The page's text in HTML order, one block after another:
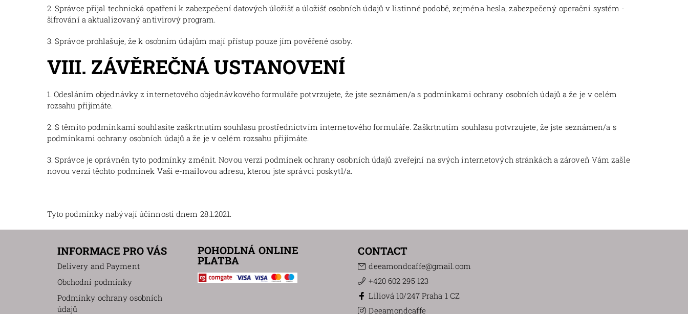
2. Správce přijal technická opatření k zabezpečení datových úložišť a úložišť osobních údajů v listinné podobě, zejména hesla, zabezpečený operační systém -
šifrování a aktualizovaný antivirový program.
3. Správce prohlašuje, že k osobním údajům mají přístup pouze jím pověřené osoby.
VIII. ZÁVĚREČNÁ USTANOVENÍ
1. Odesláním objednávky z internetového objednávkového formuláře potvrzujete, že jste seznámen/a s podmínkami ochrany osobních údajů a že je v celém
rozsahu přijímáte.
2. S těmito podmínkami souhlasíte zaškrtnutím souhlasu prostřednictvím internetového formuláře. Zaškrtnutím souhlasu potvrzujete, že jste seznámen/a s
podmínkami ochrany osobních údajů a že je v celém rozsahu přijímáte.
3. Správce je oprávněn tyto podmínky změnit. Novou verzi podmínek ochrany osobních údajů zveřejní na svých internetových stránkách a zároveň Vám zašle
novou verzi těchto podmínek Vaši e-mailovou adresu, kterou jste správci poskytl/a.
Tyto podmínky nabývají účinnosti dnem 28.1.2021.
INFORMACE PRO VÁS
Delivery and Payment
Obchodní podmínky
Podmínky ochrany osobních
údajů
POHODLNÁ ONLINE
PLATBA
CONTACT
deeamondcaffe@gmail.com
+420 602 295 123
Liliová 10/247 Praha 1 CZ
Deeamondcaffe